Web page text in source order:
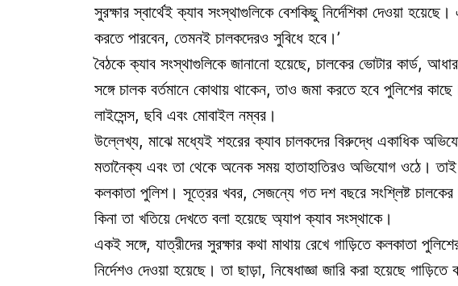
সুরক্ষার স্বার্থেই ক্যাব সংস্থাগুলিকে বেশকিছু নির্দেশিকা দেওয়া
করতে পারবেন, তেমনই চালকদেরও সুবিধে হবে।’
বৈঠকে ক্যাব সংস্থাগুলিকে জানানো হয়েছে, চালকের ভোটার কার্ড,
সঙ্গে চালক বর্তমানে কোথায় থাকেন, তাও জমা করতে হবে পুলিশের
লাইসেন্স, ছবি এবং মোবাইল নম্বর।
উল্লেখ্য, মাঝে মধ্যেই শহরের ক্যাব চালকদের বিরুদ্ধে একাধিক
মতানৈক্য এবং তা থেকে অনেক সময় হাতাহাতিরও অভিযোগ ওঠে।
কলকাতা পুলিশ। সূত্রের খবর, সেজন্যে গত দশ বছরে সংশ্লিষ্ট চালকের
কিনা তা খতিয়ে দেখতে বলা হয়েছে অ্যাপ ক্যাব সংস্থাকে।
একই সঙ্গে, যাত্রীদের সুরক্ষার কথা মাথায় রেখে গাড়িতে কলকাতা
নির্দেশও দেওয়া হয়েছে। তা ছাড়া, নিষেধাজ্ঞা জারি করা হয়েছে